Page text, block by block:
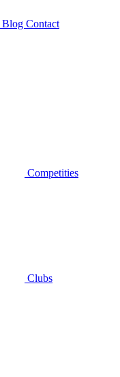
Blog Contact
Competities
Clubs